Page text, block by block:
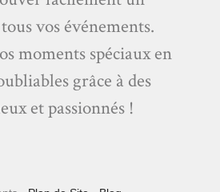
vos événements.
moments spéciaux en
grâce à des
et passionnés !